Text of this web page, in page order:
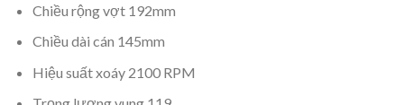
Chiều rộng vợt 192mm
Chiều dài cán 145mm
Hiệu suất xoáy 2100 RPM